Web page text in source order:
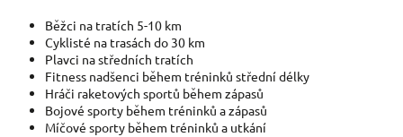
Běžci na tratích 5-10 km
Cyklisté na trasách do 30 km
Plavci na středních tratích
Fitness nadšenci během tréninků střední délky
Hráči raketových sportů během zápasů
Bojové sporty během tréninků a zápasů
Míčové sporty během tréninků a utkání